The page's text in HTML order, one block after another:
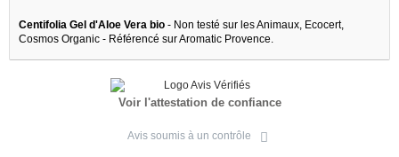
Centifolia Gel d'Aloe Vera bio - Non testé sur les Animaux, Ecocert,
Cosmos Organic - Référencé sur Aromatic Provence.
Voir l'attestation de confiance
Avis soumis à un contrôle